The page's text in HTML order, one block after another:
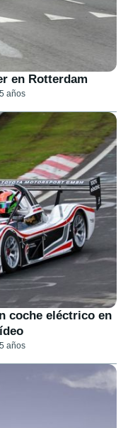
en Rotterdam
años
coche eléctrico en
años